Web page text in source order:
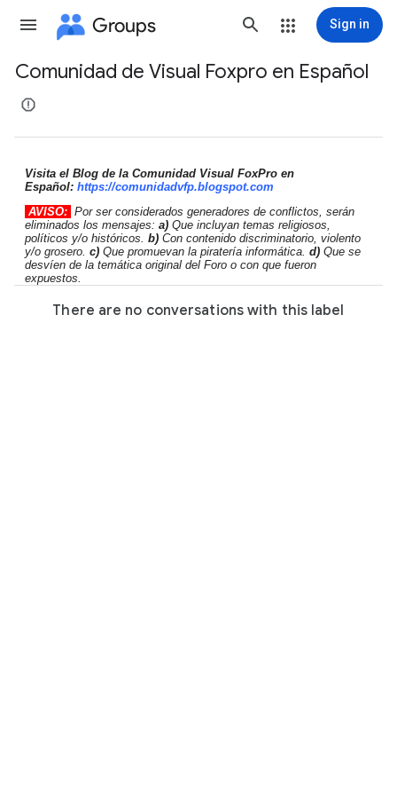
Groups Sign in
Group
path
Comunidad de Visual Foxpro en Español
Visita el Blog de la Comunidad Visual FoxPro en
Español: https://comunidadvfp.blogspot.com
AVISO: Por ser considerados generadores de conflictos, serán
eliminados los mensajes: a) Que incluyan temas religiosos,
políticos y/o históricos. b) Con contenido discriminatorio, violento
y/o grosero. c) Que promuevan la piratería informática. d) Que se
desvíen de la temática original del Foro o con que fueron
expuestos.
There are no conversations with this label